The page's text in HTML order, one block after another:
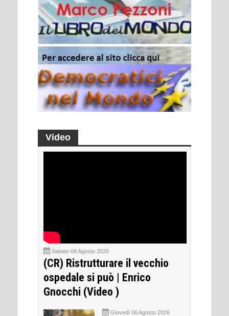
Video
Sabato 08 Agosto 2026
(CR) Ristrutturare il vecchio
ospedale si può | Enrico
Gnocchi (Video )
Giovedì 06 Agosto 2026